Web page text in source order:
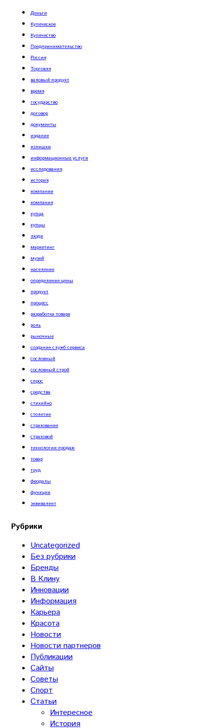
Деньги
Купеческое
Купечество
Предпринимательство
Россия
Торговля
валовый продукт
время
государство
договор
документы
издание
излишки
информационные услуги
исследования
история
компании
компания
купца
купцы
люди
маркетинг
музей
население
определение цены
продукт
процесс
разработка товара
роль
рыночные
создание служб сервиса
сословный
сословный строй
спрос
средства
стихийно
столетие
страхование
страховой
технологии продаж
товар
труд
феодалы
функции
эквивалент
Рубрики
Uncategorized
Без рубрики
Бренды
В Клину
Инновации
Информация
Карьера
Красота
Новости
Новости партнеров
Публикации
Сайты
Советы
Спорт
Статьи
Интересное
История